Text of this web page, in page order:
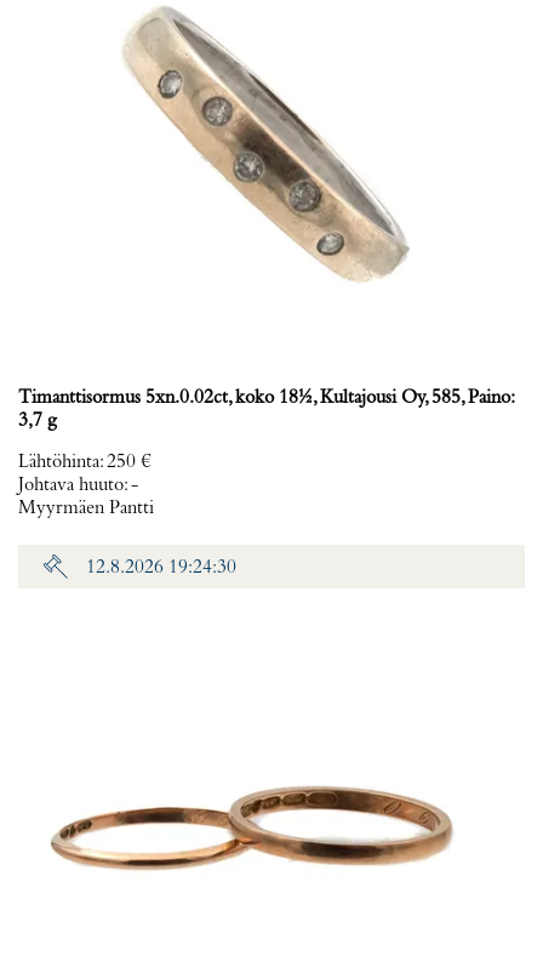
Timanttisormus 5xn.0.02ct, koko 18½, Kultajousi Oy, 585, Paino:
3,7 g
Lähtöhinta:250 €
Johtava huuto:-
Myyrmäen Pantti
12.8.2026 19:24:30